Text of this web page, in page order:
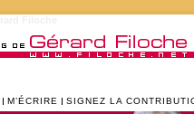
M’ÉCRIRE SIGNEZ LA